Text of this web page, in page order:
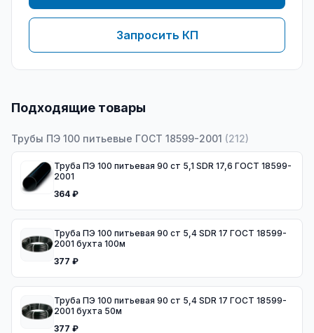
Запросить КП
Подходящие товары
Трубы ПЭ 100 питьевые ГОСТ 18599-2001 (212)
Труба ПЭ 100 питьевая 90 ст 5,1 SDR 17,6 ГОСТ 18599-
2001
364 ₽
Труба ПЭ 100 питьевая 90 ст 5,4 SDR 17 ГОСТ 18599-
2001 бухта 100м
377 ₽
Труба ПЭ 100 питьевая 90 ст 5,4 SDR 17 ГОСТ 18599-
2001 бухта 50м
377 ₽